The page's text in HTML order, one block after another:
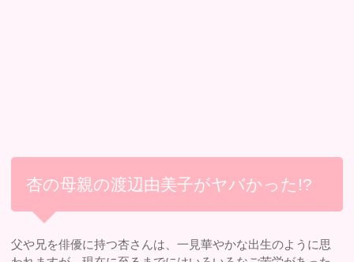
杏の母親の渡辺由美子がヤバかった!?
父や兄を俳優に持つ杏さんは、一見華やかな出生のように思